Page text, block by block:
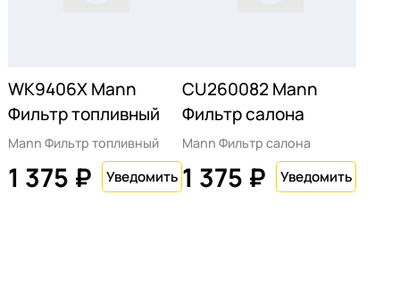
WK9406X Mann
Фильтр топливный
Mann Фильтр топливный
1 375 ₽
CU260082 Mann
Фильтр салона
Mann Фильтр салона
1 375 ₽